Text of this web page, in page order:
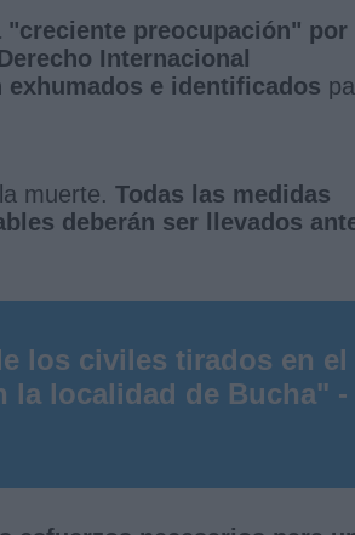
"creciente preocupación" por
Internacional
e identificados
muerte. Todas las medidas
deberán ser llevados
los civiles tirados en el
la localidad de Bucha" -